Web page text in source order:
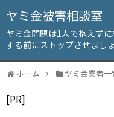
ヤミ金被害相談室
ヤミ金問題は1人で抱えず
する前にストップさせまし
ホーム ヤミ金業者一
[PR]